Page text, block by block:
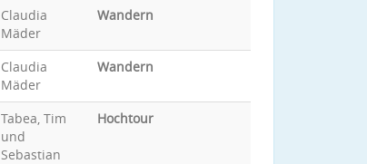
Claudia
Mäder
Wandern
Claudia
Mäder
Wandern
Tabea, Tim
und
Sebastian
Hochtour